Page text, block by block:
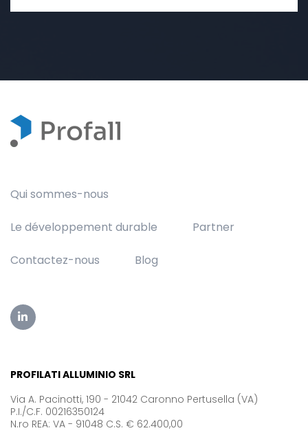
Qui sommes-nous
Le développement durable Partner
Contactez-nous Blog
PROFILATI ALLUMINIO SRL
Via A. Pacinotti, 190 - 21042 Caronno Pertusella (VA)
P.I./C.F. 00216350124
N.ro REA: VA - 91048 C.S. € 62.400,00